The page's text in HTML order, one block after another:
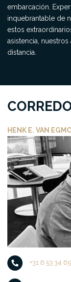
embarcación.
inquebrantable de
estos
asistencia,
distancia.
HENK E. VAN
+31 6 53 34